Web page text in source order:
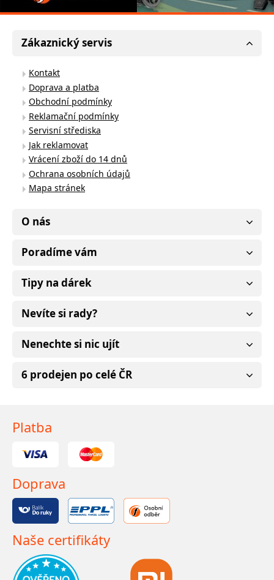
Zákaznický servis
Kontakt
Doprava a platba
Obchodní podmínky
Reklamační podmínky
Servisní střediska
Jak reklamovat
Vrácení zboží do 14 dnů
Ochrana osobních údajů
Mapa stránek
O nás
Poradíme vám
Tipy na dárek
Nevíte si rady?
Nenechte si nic ujít
6 prodejen po celé ČR
Platba
Doprava
Naše certifikáty